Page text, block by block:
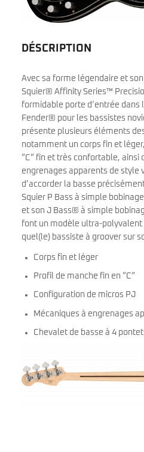
DÉSCRIPTION
Avec sa forme légendaire et
Squier® Affinity Series™
formidable porte d’entrée
Fender® pour les bassistes
présente plusieurs éléments
notamment un corps fin et
”C” fin et très confortable, ainsi
engrenages apparents de style
d’accorder la basse
Squier P Bass à simple
et son J Bass® à simple
font un modèle ultra-polyvalent
quel(le) bassiste à groover sur
Corps fin et léger
Profil de manche fin en ”C”
Configuration de micros PJ
Mécaniques à engrenages
Chevalet de basse à 4